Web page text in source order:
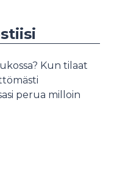
Kun tilaat
perua milloin